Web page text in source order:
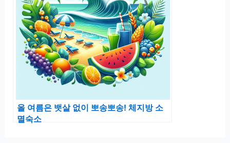
올 여름은 뱃살 없이 뽀송뽀송! 체지방 소
멸숙소